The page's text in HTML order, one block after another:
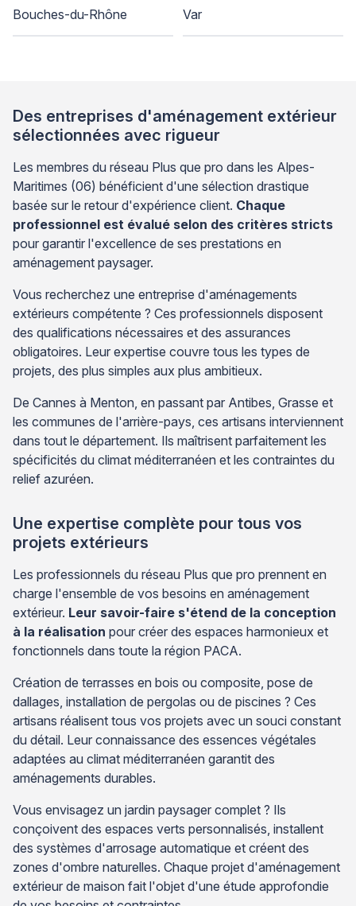
Bouches-du-Rhône Var
Des entreprises d'aménagement extérieur
sélectionnées avec rigueur
Les membres du réseau Plus que pro dans les Alpes-
Maritimes (06) bénéficient d'une sélection drastique
basée sur le retour d'expérience client. Chaque
professionnel est évalué selon des critères stricts
pour garantir l'excellence de ses prestations en
aménagement paysager.
Vous recherchez une entreprise d'aménagements
extérieurs compétente ? Ces professionnels disposent
des qualifications nécessaires et des assurances
obligatoires. Leur expertise couvre tous les types de
projets, des plus simples aux plus ambitieux.
De Cannes à Menton, en passant par Antibes, Grasse et
les communes de l'arrière-pays, ces artisans interviennent
dans tout le département. Ils maîtrisent parfaitement les
spécificités du climat méditerranéen et les contraintes du
relief azuréen.
Une expertise complète pour tous vos
projets extérieurs
Les professionnels du réseau Plus que pro prennent en
charge l'ensemble de vos besoins en aménagement
extérieur. Leur savoir-faire s'étend de la conception
à la réalisation pour créer des espaces harmonieux et
fonctionnels dans toute la région PACA.
Création de terrasses en bois ou composite, pose de
dallages, installation de pergolas ou de piscines ? Ces
artisans réalisent tous vos projets avec un souci constant
du détail. Leur connaissance des essences végétales
adaptées au climat méditerranéen garantit des
aménagements durables.
Vous envisagez un jardin paysager complet ? Ils
conçoivent des espaces verts personnalisés, installent
des systèmes d'arrosage automatique et créent des
zones d'ombre naturelles. Chaque projet d'aménagement
extérieur de maison fait l'objet d'une étude approfondie